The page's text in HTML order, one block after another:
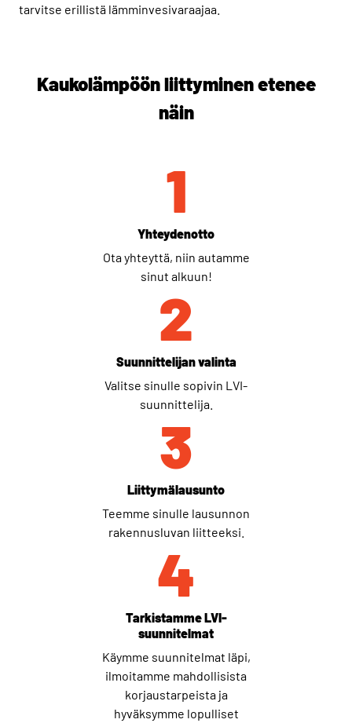
tarvitse erillistä lämminvesivaraajaa.
Kaukolämpöön liittyminen etenee
näin
1
Yhteydenotto
Ota yhteyttä, niin autamme
sinut alkuun!
2
Suunnittelijan valinta
Valitse sinulle sopivin LVI-
suunnittelija.
3
Liittymälausunto
Teemme sinulle lausunnon
rakennusluvan liitteeksi.
4
Tarkistamme LVI-
suunnitelmat
Käymme suunnitelmat läpi,
ilmoitamme mahdollisista
korjaustarpeista ja
hyväksymme lopulliset